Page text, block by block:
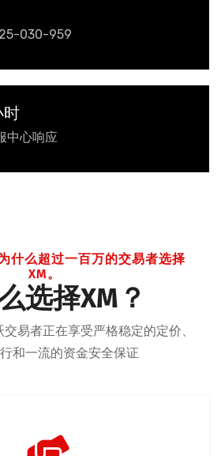
030-959
时
中心响应
什么超过一百万的交易者选择
XM。
选择XM？
易者正在享受严格稳定的定价、
和一流的资金安全保证